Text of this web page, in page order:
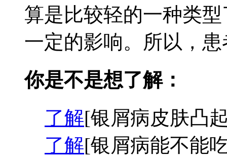
算是比较轻的一种类
一定的影响。所以，
你是不是想了解：
了解[银屑病皮肤凸
了解[银屑病能不能